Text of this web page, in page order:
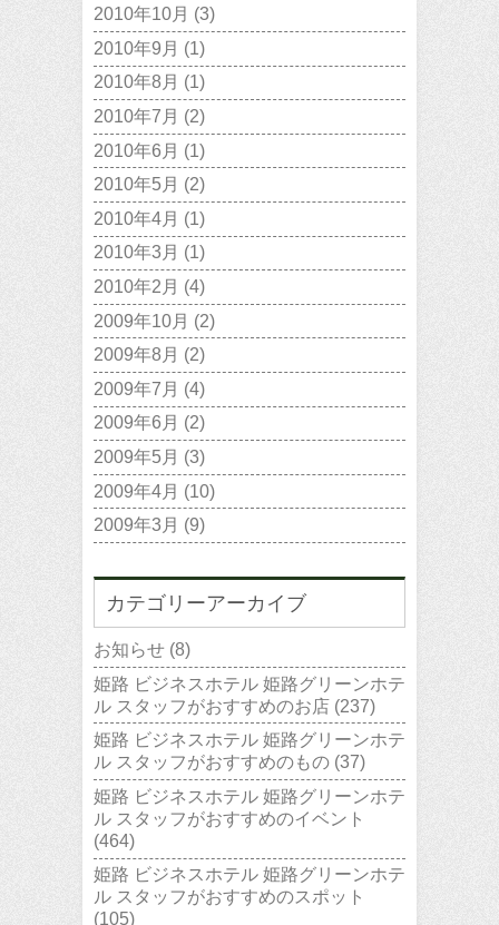
2010年10月 (3)
2010年9月 (1)
2010年8月 (1)
2010年7月 (2)
2010年6月 (1)
2010年5月 (2)
2010年4月 (1)
2010年3月 (1)
2010年2月 (4)
2009年10月 (2)
2009年8月 (2)
2009年7月 (4)
2009年6月 (2)
2009年5月 (3)
2009年4月 (10)
2009年3月 (9)
カテゴリーアーカイブ
お知らせ (8)
姫路 ビジネスホテル 姫路グリーンホテ
ル スタッフがおすすめのお店 (237)
姫路 ビジネスホテル 姫路グリーンホテ
ル スタッフがおすすめのもの (37)
姫路 ビジネスホテル 姫路グリーンホテ
ル スタッフがおすすめのイベント
(464)
姫路 ビジネスホテル 姫路グリーンホテ
ル スタッフがおすすめのスポット
(105)